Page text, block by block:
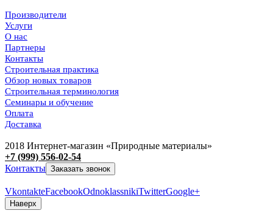
Производители
Услуги
О нас
Партнеры
Контакты
Строительная практика
Обзор новых товаров
Строительная терминология
Семинары и обучение
Оплата
Доставка
2018 Интернет-магазин «Природные материалы»
+7 (999) 556-02-54
Контакты Заказать звонок
VkontakteFacebookOdnoklassnikiTwitterGoogle+
Наверх